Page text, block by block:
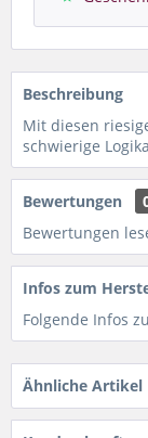
Beschreibung
Mit diesen
schwierige
Bewertungen
Bewertungen
Infos zum
Folgende Infos
Ähnliche Artikel